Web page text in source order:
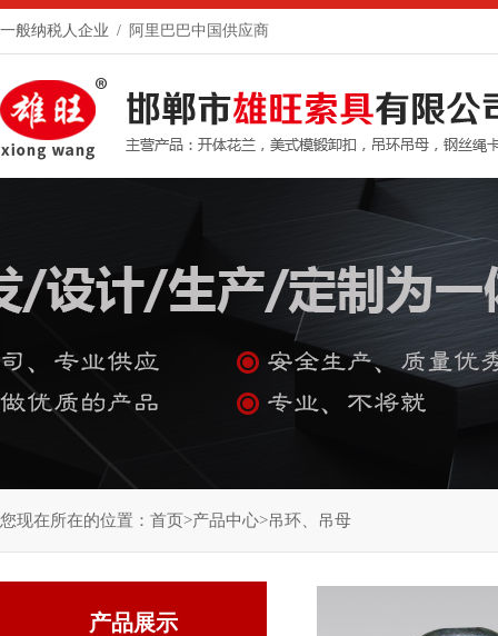
一般纳税人企业 / 阿里巴巴中国供应商
您现在所在的位置： 首页>产品中心>吊环、吊母
产品展示